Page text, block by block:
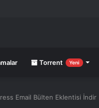
Torrent Yeni
Email Bülten Eklentisi İndir